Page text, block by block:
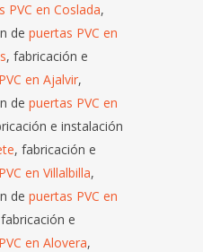
PVC en Coslada,
de puertas PVC en
, fabricación e
en Ajalvir,
de puertas PVC en
e instalación
, fabricación e
en Villalbilla,
de puertas PVC en
e
en Alovera,